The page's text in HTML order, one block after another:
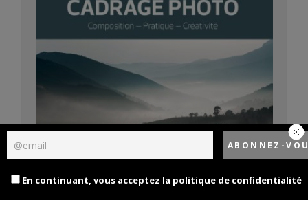
En continuant, vous acceptez la politique de confidentialité